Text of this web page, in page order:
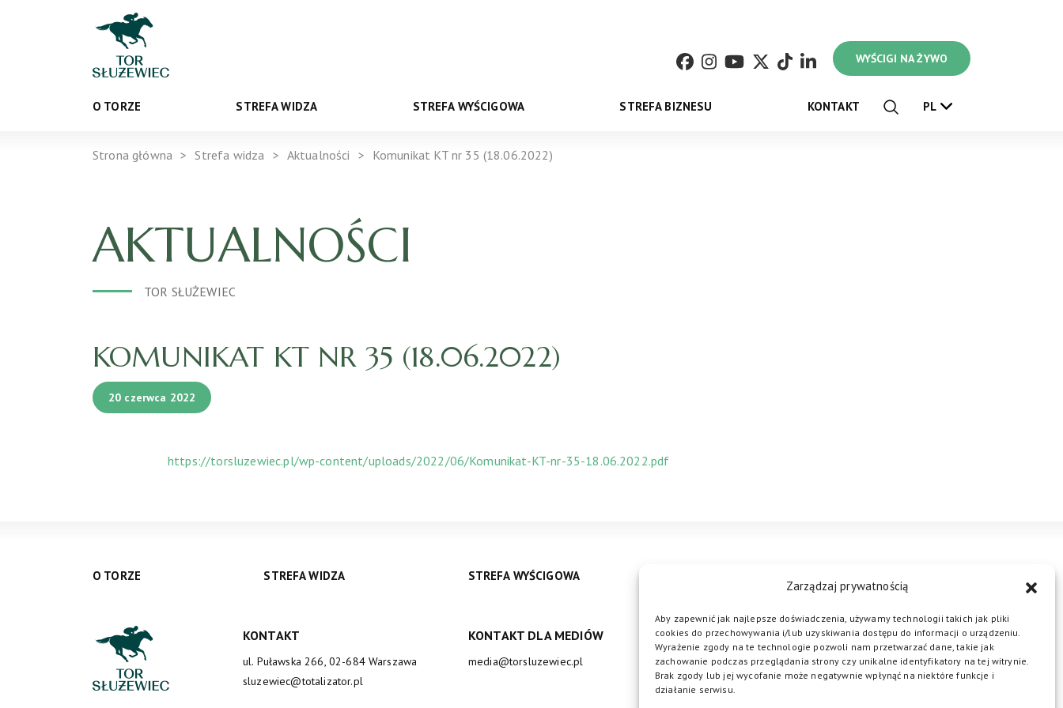
Zarządzaj prywatnością
Aby zapewnić jak najlepsze doświadczenia, używamy technologii takich jak pliki
cookies do przechowywania i/lub uzyskiwania dostępu do informacji o urządzeniu.
Wyrażenie zgody na te technologie pozwoli nam przetwarzać dane, takie jak
zachowanie podczas przeglądania strony czy unikalne identyfikatory na tej witrynie.
Brak zgody lub jej wycofanie może negatywnie wpłynąć na niektóre funkcje i
działanie serwisu.
WYŚCIGI NA ŻYWO
O TORZE STREFA WIDZA STREFA WYŚCIGOWA STREFA BIZNESU KONTAKT PL
Strona główna Strefa widza Aktualności Komunikat KT nr 35 (18.06.2022)
AKTUALNOŚCI
TOR SŁUŻEWIEC
KOMUNIKAT KT NR 35 (18.06.2022)
20 czerwca 2022
https://torsluzewiec.pl/wp-content/uploads/2022/06/Komunikat-KT-nr-35-18.06.2022.pdf
O TORZE STREFA WIDZA STREFA WYŚCIGOWA
KONTAKT
ul. Puławska 266, 02-684 Warszawa
sluzewiec@totalizator.pl
KONTAKT DLA MEDIÓW
media@torsluzewiec.pl
DOŁĄCZ DO NAS